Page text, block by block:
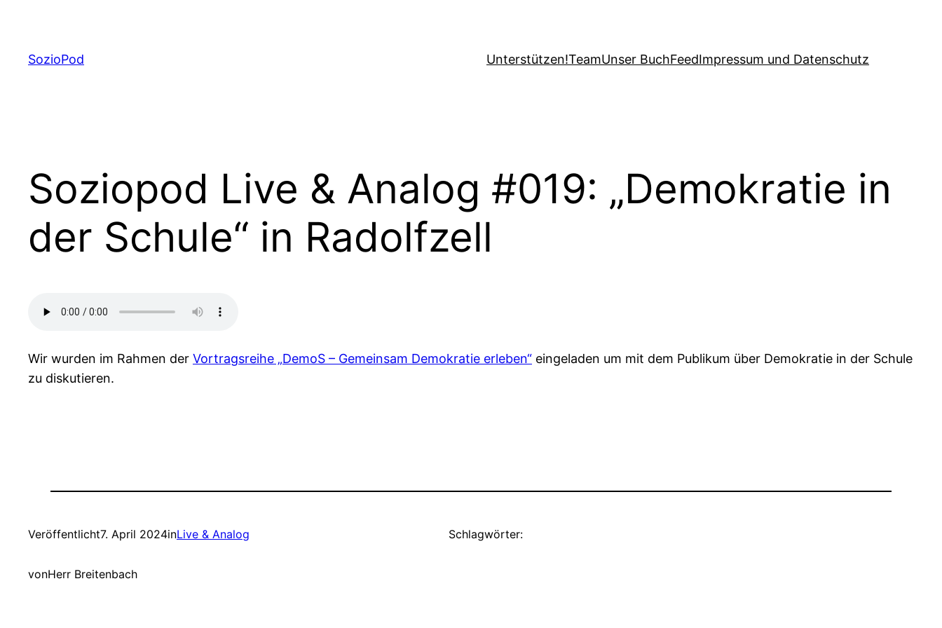
springen
SozioPod Unterstützen!TeamUnser BuchFeedImpressum und Datenschutz
Soziopod Live & Analog #019: „Demokratie in
der Schule“ in Radolfzell
Wir wurden im Rahmen der Vortragsreihe „DemoS – Gemeinsam Demokratie erleben“ eingeladen um mit dem Publikum über Demokratie in der Schule
zu diskutieren.
Veröffentlicht7. April 2024inLive & Analog
vonHerr Breitenbach
Schlagwörter: